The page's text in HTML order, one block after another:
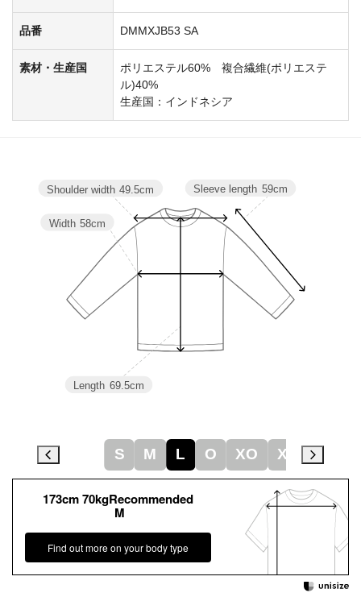
品番 DMMXJB53 SA
素材・生産国
ポリエステル60% 複合繊維(ポリエステ
ル)40%
生産国：インドネシア
173cm 70kgRecommended
M
Find out more on your body type
Sleeve length 59cm
Length 69.5cm
Width 58cm
Shoulder width 49.5cm
S M L O XO XA